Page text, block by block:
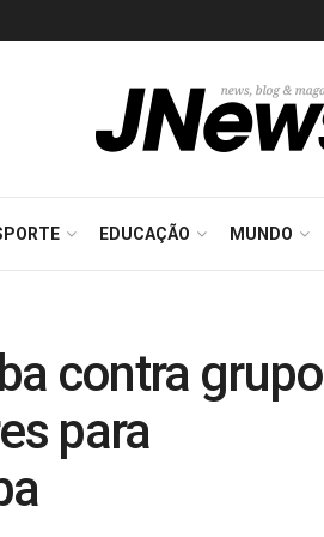
EDUCAÇÃO MUNDO
contra grupo
para